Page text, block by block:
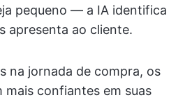
pequeno — a IA identifica
apresenta ao cliente.
na jornada de compra, os
mais confiantes em suas